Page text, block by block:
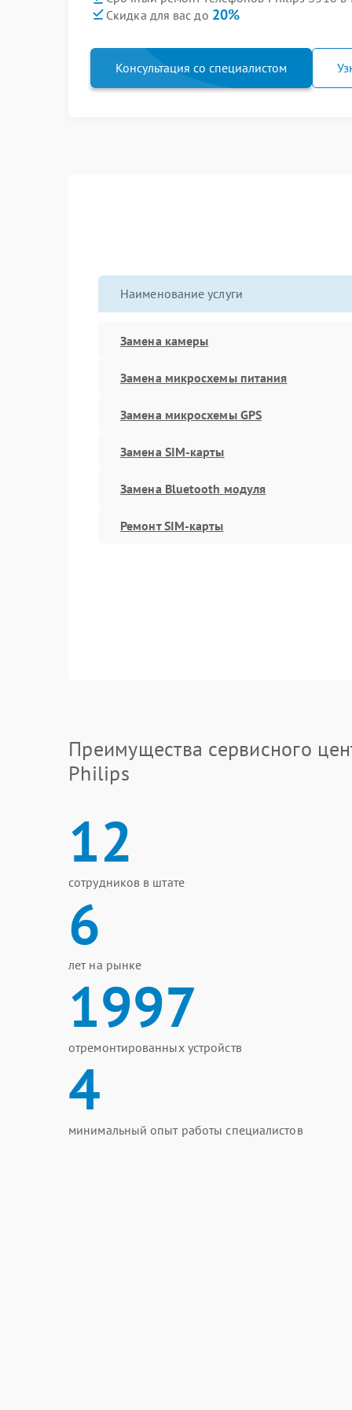
Скидка для вас до 20%
Консультация со специалистом
Наименование услуги
Замена камеры
Замена микросхемы питания
Замена микросхемы GPS
Замена SIM-карты
Замена Bluetooth модуля
Ремонт SIM-карты
Преимущества сервисного
Philips
12
сотрудников в штате
6
лет на рынке
1997
отремонтированных устройств
4
минимальный опыт работы специалистов